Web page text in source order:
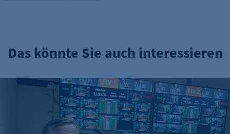
Das könnte Sie auch interessieren
Vorgestellt: Martin Schröder, PACE Media Development